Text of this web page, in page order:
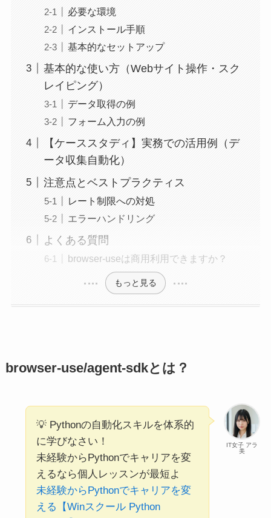
必要な環境
インストール手順
基本的なセットアップ
基本的な使い方（Webサイト操作・スク
レイピング）
データ取得の例
フォーム入力の例
【ケーススタディ】実務での活用例（デ
ータ収集自動化）
注意点とベストプラクティス
レート制限への対処
エラーハンドリング
よくある質問
browser-useは商用利用できますか？
もっと見る
browser-use/agent-sdkとは？
IT女子 アラ
美
💡 Pythonの自動化スキルを体系的
に学びなさい！
未経験からPythonでキャリアを変
えるなら個人レッスンが最短よ
未経験からPythonでキャリアを変
える【Winスクール Python